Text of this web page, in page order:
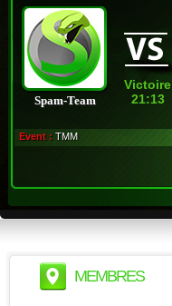
Spam-Team
Victoire
21:13
Event : TMM
MEMBRES